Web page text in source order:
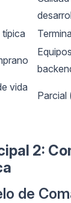
vida
Parcial
2:
de